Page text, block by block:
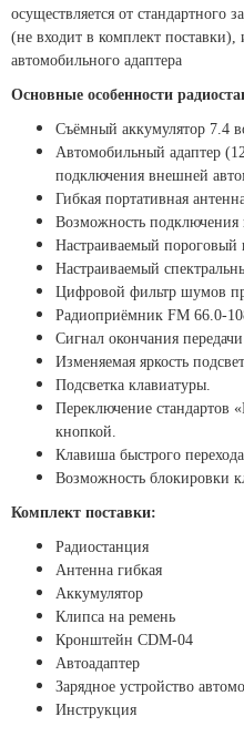
осуществляется от стандартного
(не входит в комплект поставки),
автомобильного адаптера
Основные особенности
Съёмный аккумулятор 7.4
Автомобильный адаптер
подключения внешней
Гибкая портативная
Возможность
Настраиваемый пороговый
Настраиваемый
Цифровой фильтр шумов
Радиоприёмник FM 66.0-
Сигнал окончания
Изменяемая яркость
Подсветка клавиатуры.
Переключение стандартов
кнопкой.
Клавиша быстрого
Возможность блокировки
Комплект поставки:
Радиостанция
Антенна гибкая
Аккумулятор
Клипса на ремень
Кронштейн CDM-04
Автоадаптер
Зарядное устройство
Инструкция